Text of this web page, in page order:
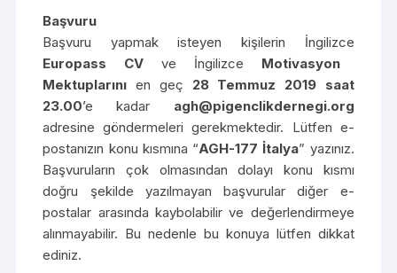
Başvuru
Başvuru yapmak isteyen kişilerin İngilizce
Europass CV ve İngilizce Motivasyon
Mektuplarını en geç 28 Temmuz 2019 saat
23.00’e kadar agh@pigenclikdernegi.org
adresine göndermeleri gerekmektedir. Lütfen e-
postanızın konu kısmına “AGH-177 İtalya” yazınız.
Başvuruların çok olmasından dolayı konu kısmı
doğru şekilde yazılmayan başvurular diğer e-
postalar arasında kaybolabilir ve değerlendirmeye
alınmayabilir. Bu nedenle bu konuya lütfen dikkat
ediniz.